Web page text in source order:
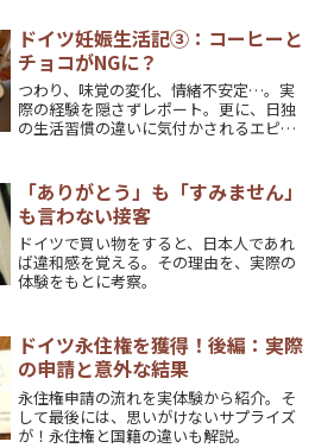
ドイツ妊娠生活記③：コーヒーと
チョコがNGに？
つわり、味覚の変化、情緒不安定…。実
際の経験を隠さずレポート。更に、日独
の生活習慣の違いに気付かされるエピソ
「ありがとう」も「すみません」
も言わない接客
ドイツで買い物をすると、日本人であれ
ば違和感を覚える。その理由を、実際の
体験をもとに考察。
ドイツ永住権を獲得！後編：実際
の申請と意外な結果
永住権申請の流れを実体験から紹介。そ
して最後には、思いがけないサプライズ
が！永住権と国籍の違いも解説。